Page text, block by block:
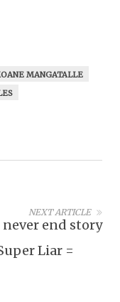
MANGATALLE
NEXT ARTICLE
never end story
Liar =